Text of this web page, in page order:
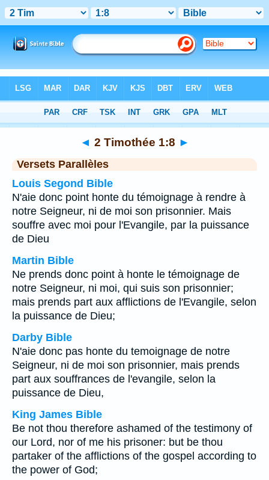
Chapitre 1 > Verset 8
◄ 2 Timothée 1:8 ►
Versets Parallèles
Louis Segond Bible
N'aie donc point honte du témoignage à rendre à
notre Seigneur, ni de moi son prisonnier. Mais
souffre avec moi pour l'Evangile, par la puissance
de Dieu
Martin Bible
Ne prends donc point à honte le témoignage de
notre Seigneur, ni moi, qui suis son prisonnier;
mais prends part aux afflictions de l'Evangile, selon
la puissance de Dieu;
Darby Bible
N'aie donc pas honte du temoignage de notre
Seigneur, ni de moi son prisonnier, mais prends
part aux souffrances de l'evangile, selon la
puissance de Dieu,
King James Bible
Be not thou therefore ashamed of the testimony of
our Lord, nor of me his prisoner: but be thou
partaker of the afflictions of the gospel according to
the power of God;